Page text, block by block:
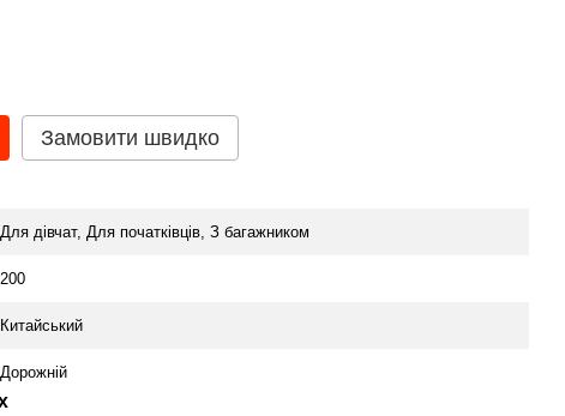
Замовити швидко
Для дівчат, Для початківців, З багажником
200
Китайський
Дорожній